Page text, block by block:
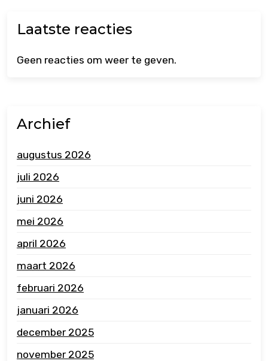
Laatste reacties
Geen reacties om weer te geven.
Archief
augustus 2026
juli 2026
juni 2026
mei 2026
april 2026
maart 2026
februari 2026
januari 2026
december 2025
november 2025